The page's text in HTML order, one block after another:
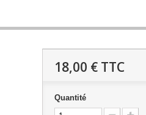
18,00 €TTC
Quantité